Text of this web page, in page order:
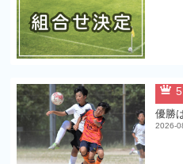
5
優勝
2026-